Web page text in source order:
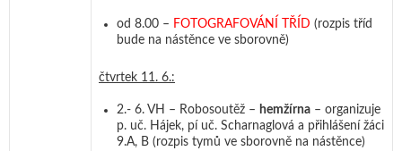
od 8.00 – FOTOGRAFOVÁNÍ TŘÍD (rozpis tříd
bude na nástěnce ve sborovně)
čtvrtek 11. 6.:
2.- 6. VH – Robosoutěž – hemžírna – organizuje
p. uč. Hájek, pí uč. Scharnaglová a přihlášení žáci
9.A, B (rozpis tymů ve sborovně na nástěnce)